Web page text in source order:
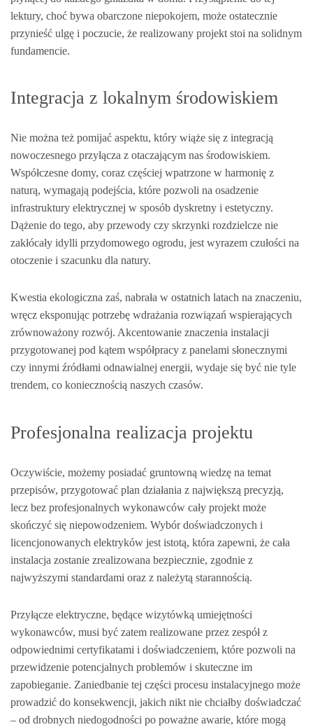
lektury, choć bywa obarczone niepokojem, może ostatecznie
przynieść ulgę i poczucie, że realizowany projekt stoi na solidnym
fundamencie.
Integracja z lokalnym środowiskiem
Nie można też pomijać aspektu, który wiąże się z integracją
nowoczesnego przyłącza z otaczającym nas środowiskiem.
Współczesne domy, coraz częściej wpatrzone w harmonię z
naturą, wymagają podejścia, które pozwoli na osadzenie
infrastruktury elektrycznej w sposób dyskretny i estetyczny.
Dążenie do tego, aby przewody czy skrzynki rozdzielcze nie
zakłócały idylli przydomowego ogrodu, jest wyrazem czułości na
otoczenie i szacunku dla natury.
Kwestia ekologiczna zaś, nabrała w ostatnich latach na znaczeniu,
wręcz eksponując potrzebę wdrażania rozwiązań wspierających
zrównoważony rozwój. Akcentowanie znaczenia instalacji
przygotowanej pod kątem współpracy z panelami słonecznymi
czy innymi źródłami odnawialnej energii, wydaje się być nie tyle
trendem, co koniecznością naszych czasów.
Profesjonalna realizacja projektu
Oczywiście, możemy posiadać gruntowną wiedzę na temat
przepisów, przygotować plan działania z największą precyzją,
lecz bez profesjonalnych wykonawców cały projekt może
skończyć się niepowodzeniem. Wybór doświadczonych i
licencjonowanych elektryków jest istotą, która zapewni, że cała
instalacja zostanie zrealizowana bezpiecznie, zgodnie z
najwyższymi standardami oraz z należytą starannością.
Przyłącze elektryczne, będące wizytówką umiejętności
wykonawców, musi być zatem realizowane przez zespół z
odpowiednimi certyfikatami i doświadczeniem, które pozwoli na
przewidzenie potencjalnych problemów i skuteczne im
zapobieganie. Zaniedbanie tej części procesu instalacyjnego może
prowadzić do konsekwencji, jakich nikt nie chciałby doświadczać
– od drobnych niedogodności po poważne awarie, które mogą